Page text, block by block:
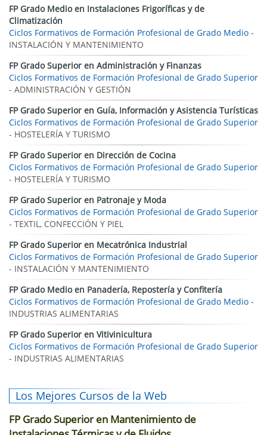
FP Grado Medio en Instalaciones Frigoríficas y de
Climatización
Ciclos Formativos de Formación Profesional de Grado Medio -
INSTALACIÓN Y MANTENIMIENTO
FP Grado Superior en Administración y Finanzas
Ciclos Formativos de Formación Profesional de Grado Superior
- ADMINISTRACIÓN Y GESTIÓN
FP Grado Superior en Guía, Información y Asistencia Turísticas
Ciclos Formativos de Formación Profesional de Grado Superior
- HOSTELERÍA Y TURISMO
FP Grado Superior en Dirección de Cocina
Ciclos Formativos de Formación Profesional de Grado Superior
- HOSTELERÍA Y TURISMO
FP Grado Superior en Patronaje y Moda
Ciclos Formativos de Formación Profesional de Grado Superior
- TEXTIL, CONFECCIÓN Y PIEL
FP Grado Superior en Mecatrónica Industrial
Ciclos Formativos de Formación Profesional de Grado Superior
- INSTALACIÓN Y MANTENIMIENTO
FP Grado Medio en Panadería, Repostería y Confitería
Ciclos Formativos de Formación Profesional de Grado Medio -
INDUSTRIAS ALIMENTARIAS
FP Grado Superior en Vitivinicultura
Ciclos Formativos de Formación Profesional de Grado Superior
- INDUSTRIAS ALIMENTARIAS
Los Mejores Cursos de la Web
FP Grado Superior en Mantenimiento de